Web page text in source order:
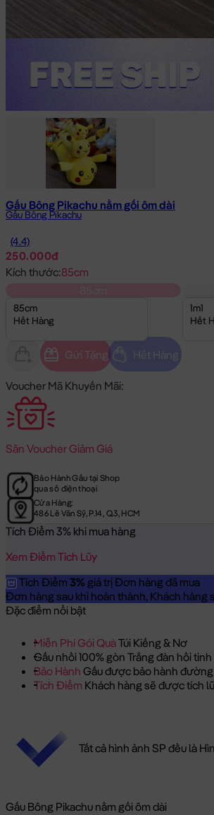
Gấu Bông Pikachu nằm gối ôm dài
Gấu Bông Pikachu
(4.4)
250.000đ
Kích thước:85cm
85cm
Hết Hàng
1m1
Hết
Gửi Tặng Hết Hàng
Voucher Mã Khuyến Mãi:
Săn Voucher Giảm Giá
Bảo Hành Gấu tại Shop
qua số điện thoại
Cửa Hàng:
486 Lê Văn Sỹ, P.14, Q.3, HCM
Tích Điểm 3% khi mua hàng
Xem Điểm Tích Lũy
Tích Điểm 3% giá trị Đơn hàng đã mua
Đơn hàng sau khi hoàn thành, Khách hàng
Đặc điểm nổi bật
Miễn Phí Gói QuàTúi Kiếng & Nơ
Gấu nhồi 100% gòn Trắng đàn hồi
Bảo Hành Gấu được bảo hành
Tích Điểm Khách hàng sẽ được tích
Tất cả hình ảnh SP đều là
Gấu Bông Pikachu nằm gối ôm dài